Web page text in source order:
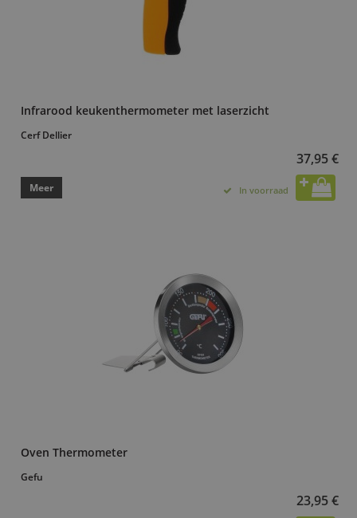
Infrarood keukenthermometer met laserzicht
Cerf Dellier
37,95 €
Meer In voorraad
Oven Thermometer
Gefu
23,95 €